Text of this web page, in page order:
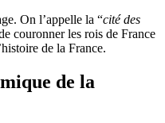
On l’appelle la “cité des
couronner les rois de France
de la France.
de la